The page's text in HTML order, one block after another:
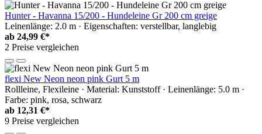
Hunter - Havanna 15/200 - Hundeleine Gr 200 cm greige
Leinenlänge: 2.0 m · Eigenschaften: verstellbar, langlebig
ab 24,99 €*
2 Preise vergleichen
flexi New Neon neon pink Gurt 5 m
Rollleine, Flexileine · Material: Kunststoff · Leinenlänge: 5.0 m ·
Farbe: pink, rosa, schwarz
ab 12,31 €*
9 Preise vergleichen